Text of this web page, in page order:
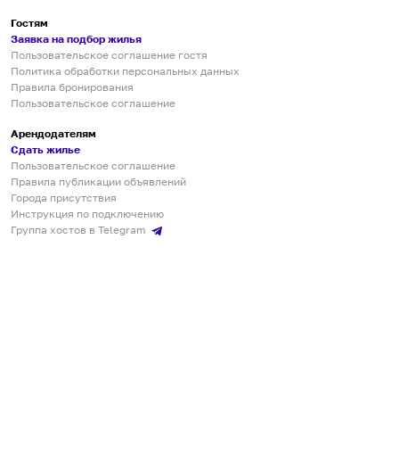
Гостям
Заявка на подбор жилья
Пользовательское соглашение гостя
Политика обработки персональных данных
Правила бронирования
Пользовательское соглашение
Арендодателям
Сдать жилье
Пользовательское соглашение
Правила публикации объявлений
Города присутствия
Инструкция по подключению
Группа хостов в Telegram